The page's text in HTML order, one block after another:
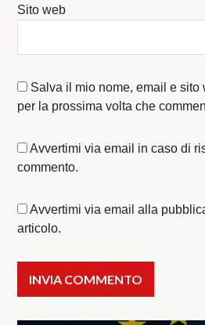
Sito web
Salva il mio nome, email e sito
per la prossima volta che
Avvertimi via email in caso di
commento.
Avvertimi via email alla
articolo.